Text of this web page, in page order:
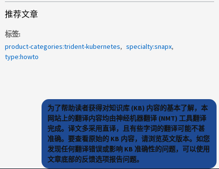
推荐文章
标签
product-categories:trident-kubernetes
specialty:snapx
type:howto
为了帮助读者获得对知识库 (KB) 内容的基本了解，本
网站上的翻译内容均由神经机器翻译 (NMT) 工具翻译
完成。译文多采用直译，且有些字词的翻译可能不甚
准确。要查看原始的 KB 内容，请浏览英文版本。如您
发现任何翻译错误或影响 KB 准确性的问题，可以使用
文章底部的反馈选项报告问题。